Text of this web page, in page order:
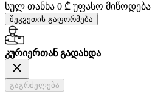
სულ თანხა 0 ₾ უფასო მიწოდება
შეკვეთის გაფორმება
კურიერთან გადახდა
გაგრძელება